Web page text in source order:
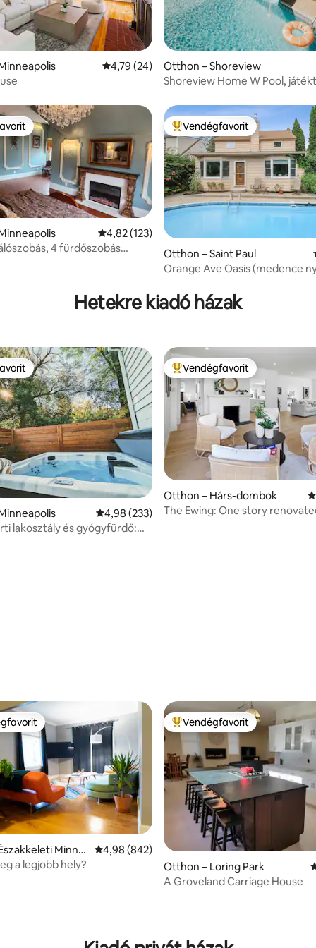
576 vélemény Átlagos értékelés: 5/4,79, 24 vélemény
4,79 (24)
Otthon – Shoreview
Shoreview Home W Pool,
79 vélemény
Átlagos értékelés: 5/4,82, 123 vélemény
4,82 (123)
4 fürdőszobás
Kiemelt vendégfavorit
Vendégfavorit
Otthon – Saint Paul
Orange Ave Oasis (medence
Hetekre kiadó házak
187 vélemény
Átlagos értékelés: 5/4,98, 233 vélemény
4,98 (233)
lakosztály és gyógyfürdő:
Kiemelt vendégfavorit
Vendégfavorit
Otthon – Hárs-dombok
The Ewing: One story
167 vélemény
Minne
Átlagos értékelés: 5/4,98, 842 vélemény
4,98 (842)
a legjobb hely?
Kiemelt vendégfavorit
Vendégfavorit
Otthon – Loring Park
A Groveland Carriage House